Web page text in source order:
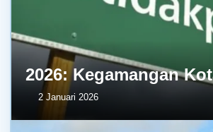
2026: Kegamangan
2 Januari 2026